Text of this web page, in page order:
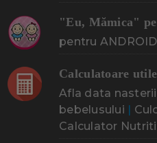
"Eu, Mămica"
pentru ANDROID
Calculatoare
Afla data nasterii
bebelusului |
Calculator